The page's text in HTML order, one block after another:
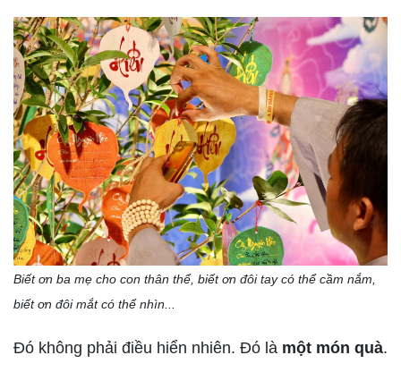
Biết ơn ba mẹ cho con thân thể, biết ơn đôi tay có thể cầm nắm,
biết ơn đôi mắt có thể nhìn...
Đó không phải điều hiển nhiên. Đó là một món quà.